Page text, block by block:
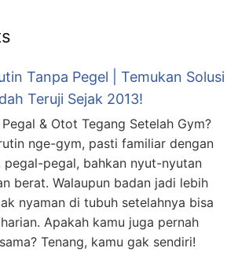
Tanpa Pegel | Temukan Solusi
Teruji Sejak 2013!
& Otot Tegang Setelah Gym?
nge-gym, pasti familiar dengan
pegal, bahkan nyut-nyutan
berat. Walaupun badan jadi lebih
nyaman di tubuh setelahnya bisa
Apakah kamu juga pernah
Tenang, kamu gak sendiri!